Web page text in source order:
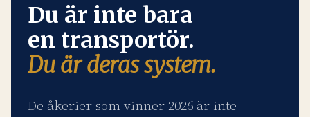
Du är inte bara
en transportör.
Du är deras system.
De åkerier som vinner 2026 är inte